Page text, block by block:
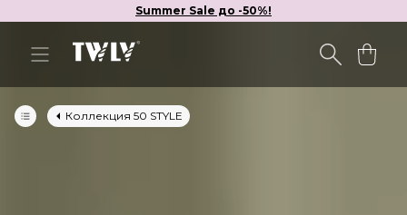
Summer Sale до -50%!
Коллекция 50 STYLE